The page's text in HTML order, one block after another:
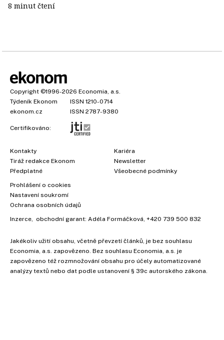
8 minut čtení
Copyright ©1996-2026 Economia, a.s.
Týdeník Ekonom
ISSN 1210-0714
ekonom.cz
ISSN 2787-9380
Certifikováno:
Kontakty
Tiráž redakce Ekonom
Předplatné
Kariéra
Newsletter
Všeobecné podmínky
Prohlášení o cookies
Nastavení soukromí
Ochrana osobních údajů
Inzerce , obchodní garant: Adéla Formáčková +420 739 500 832
Jakékoliv užití obsahu, včetně převzetí článků, je bez souhlasu
Economia, a.s. zapovězeno. Bez souhlasu Economia, a.s. je
zapovězeno též rozmnožování obsahu pro účely automatizované
analýzy textů nebo dat podle ustanovení § 39c autorského zákona.